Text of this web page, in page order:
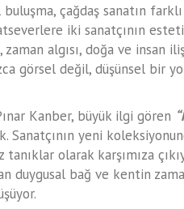
çağdaş sanatın
iki sanatçının
zaman algısı, doğa ve insan
görsel değil, düşünsel bir
Kanber, büyük ilgi gören
yeni
olarak karşımıza
duygusal bağ ve kentin